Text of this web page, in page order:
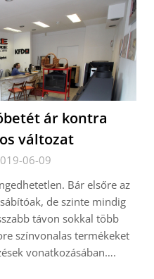
ár kontra
változat
06-09
Bár elsőre az
de szinte mindig
távon sokkal több
színvonalas termékeket
vonatkozásában….